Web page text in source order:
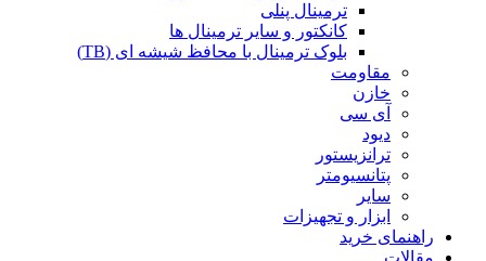
ترمینال پنلی
کانکتور و سایر ترمینال ها
بلوک ترمینال با محافظ شیشه ای (TB)
مقاومت
خازن
آی سی
دیود
ترانزیستور
پتانسیومتر
سایر
ابزار و تجهیزات
راهنمای خرید
مقالات